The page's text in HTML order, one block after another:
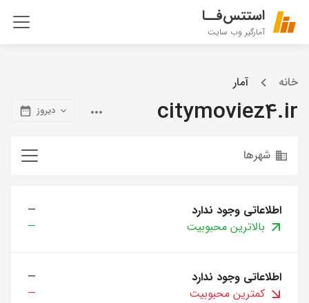
استتس‌فــا
آمارگیر وب سایت
خانه آمار
citymoviez4.ir دیروز
شهرها
اطلاعاتی وجود ندارد
—
بالاترین محبوبیت
—
اطلاعاتی وجود ندارد
—
کمترین محبوبیت
—